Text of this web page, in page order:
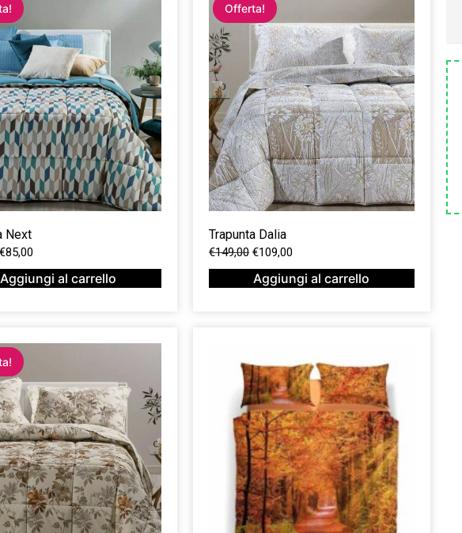
Next
€85,00
Aggiungi al carrello
Offerta!
Trapunta Dalia
€149,00 €109,00
Aggiungi al carrello